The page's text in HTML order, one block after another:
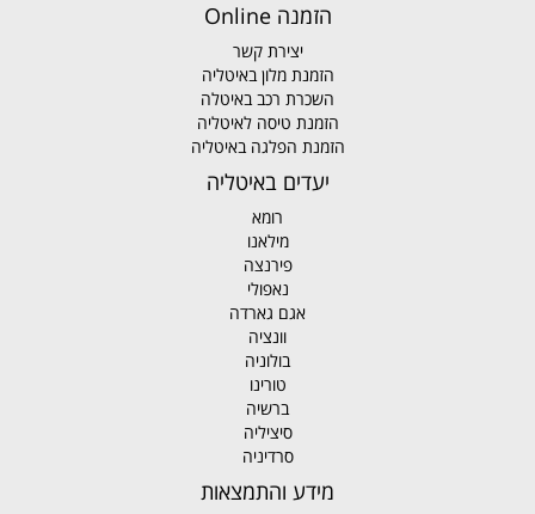
הזמנה Online
יצירת קשר
הזמנת מלון באיטליה
השכרת רכב באיטלה
הזמנת טיסה לאיטליה
הזמנת הפלגה באיטליה
יעדים באיטליה
רומא
מילאנו
פירנצה
נאפולי
אגם גארדה
וונציה
בולוניה
טורינו
ברשיה
סיציליה
סרדיניה
מידע והתמצאות